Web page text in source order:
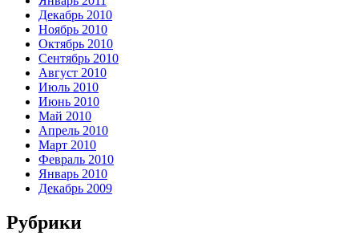
Декабрь 2010
Ноябрь 2010
Октябрь 2010
Сентябрь 2010
Август 2010
Июль 2010
Июнь 2010
Май 2010
Апрель 2010
Март 2010
Февраль 2010
Январь 2010
Декабрь 2009
Рубрики